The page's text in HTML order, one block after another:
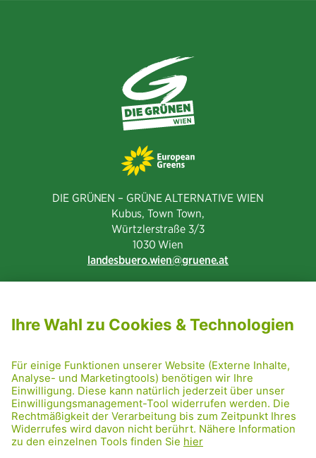
DIE GRÜNEN – GRÜNE ALTERNATIVE WIEN
Kubus, Town Town,
Würtzlerstraße 3/3​
1030 Wien
landesbuero.wien
gruene.at
PRESSE
GRÜNE RADRETTUNG
FRIDAY NIGHTSKATING
NETIQUETTE